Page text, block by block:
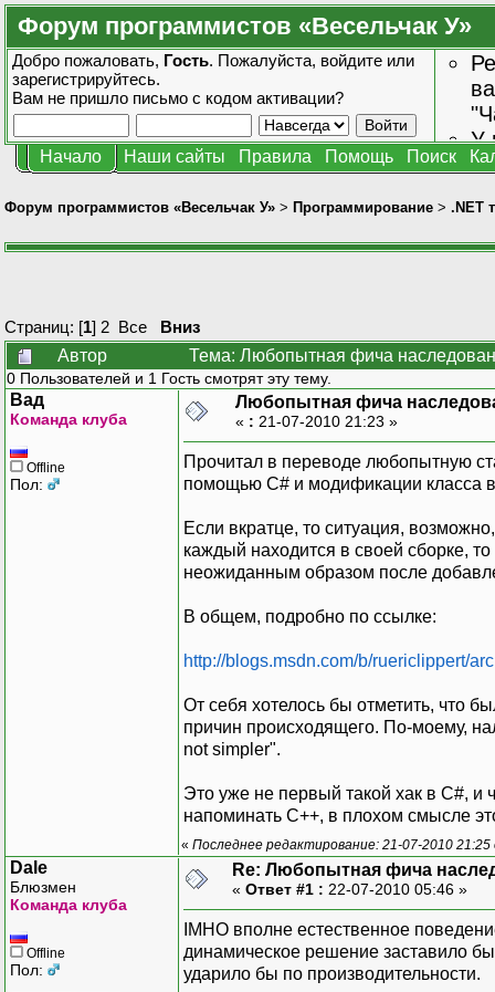
Форум программистов «Весельчак У»
Добро пожаловать, Гость. Пожалуйста, войдите или
зарегистрируйтесь.
Вам не пришло письмо с кодом активации?
У
Начало Наши сайты Правила Помощь Поиск
Форум программистов «Весельчак У» > Программирование > .NET
Страниц: [1] 2 Все
Вниз
Автор
Тема: Любопытная фича
0 Пользователей и 1 Гость смотрят эту тему.
Вад
Команда клуба
Offline
Пол:
Любопытная фича
« : 21-07-2010 21:23 »
Прочитал в переводе любопытную
помощью C# и модификации класса
Если вкратце, то ситуация,
каждый находится в своей сборке,
неожиданным образом после
В общем, подробно по ссылке:
http://blogs.msdn.com/b/ruericlippert/
От себя хотелось бы отметить, что
причин происходящего. По-моему,
not simpler".
Это уже не первый такой хак в C#,
напоминать C++, в плохом смысле
« Последнее редактирование: 21-07-2010
Dale
Блюзмен
Команда клуба
Offline
Пол:
Re: Любопытная фича
« Ответ #1 : 22-07-2010 05:46 »
IMHO вполне естественное
динамическое решение заставило
ударило бы по производительности.